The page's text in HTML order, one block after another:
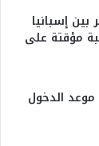
إسبانيا
مؤقتة على
موعد الدخول